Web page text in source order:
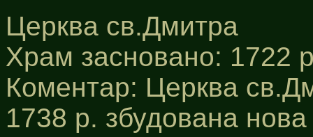
Церква св.Дмитра
Храм засновано: 1722
Коментар: Церква
1738 р. збудована